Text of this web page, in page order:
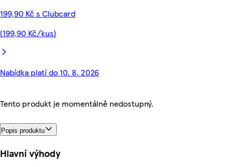
199,90 Kč s Clubcard
(199,90 Kč/kus)
Nabídka platí do 10. 8. 2026
Tento produkt je momentálně nedostupný.
Popis produktu
Hlavní výhody